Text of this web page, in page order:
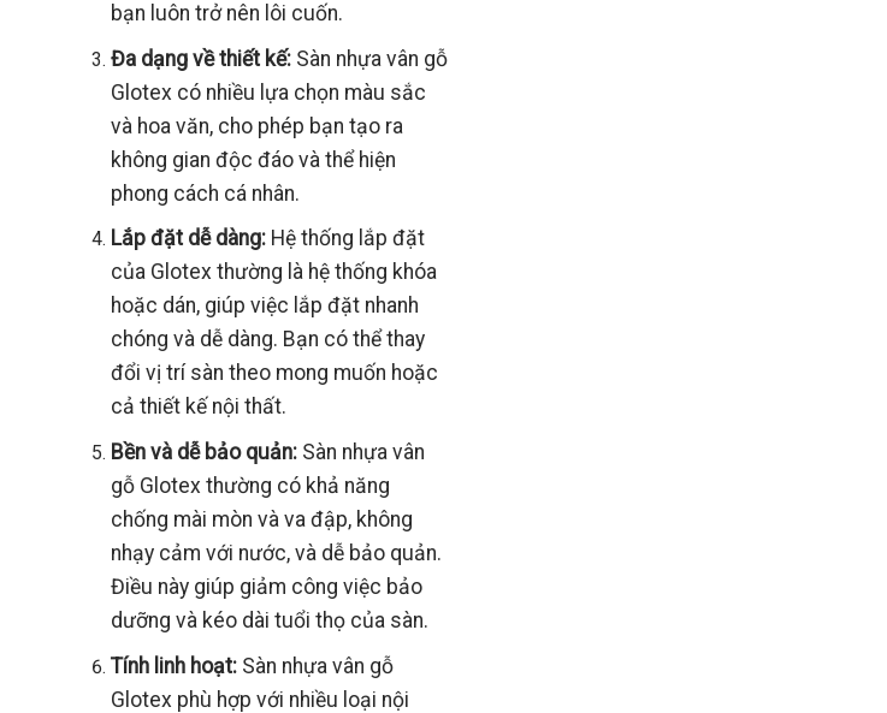
bạn luôn trở nên lôi cuốn.
Đa dạng về thiết kế:Sàn nhựa vân gỗ
Glotex có nhiều lựa chọn màu sắc
và hoa văn, cho phép bạn tạo ra
không gian độc đáo và thể hiện
phong cách cá nhân.
Lắp đặt dễ dàng:Hệ thống lắp đặt
của Glotex thường là hệ thống khóa
hoặc dán, giúp việc lắp đặt nhanh
chóng và dễ dàng. Bạn có thể thay
đổi vị trí sàn theo mong muốn hoặc
cả thiết kế nội thất.
Bền và dễ bảo quản:Sàn nhựa vân
gỗ Glotex thường có khả năng
chống mài mòn và va đập, không
nhạy cảm với nước, và dễ bảo quản.
Điều này giúp giảm công việc bảo
dưỡng và kéo dài tuổi thọ của sàn.
Tính linh hoạt:Sàn nhựa vân gỗ
Glotex phù hợp với nhiều loại nội